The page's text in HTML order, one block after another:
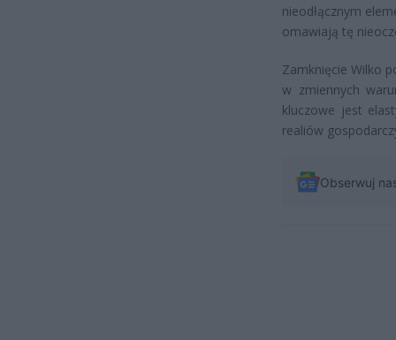
nieodłącznym
omawiają tę
Zamknięcie Wilko
w zmiennych
kluczowe jest
realiów
Obserwuj